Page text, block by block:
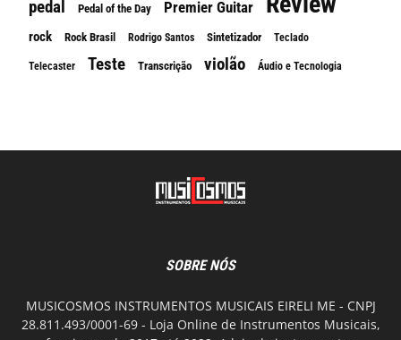
pedal Pedal of the Day Premier Guitar
rock Rock Brasil Rodrigo Santos Sintetizador Teclado
Telecaster Teste Transcrição violão Áudio e Tecnologia
SOBRE NÓS
MUSICOSMOS INSTRUMENTOS MUSICAIS EIRELI ME - CNPJ
28.811.493/0001-69 - Loja Online de Instrumentos Musicais,